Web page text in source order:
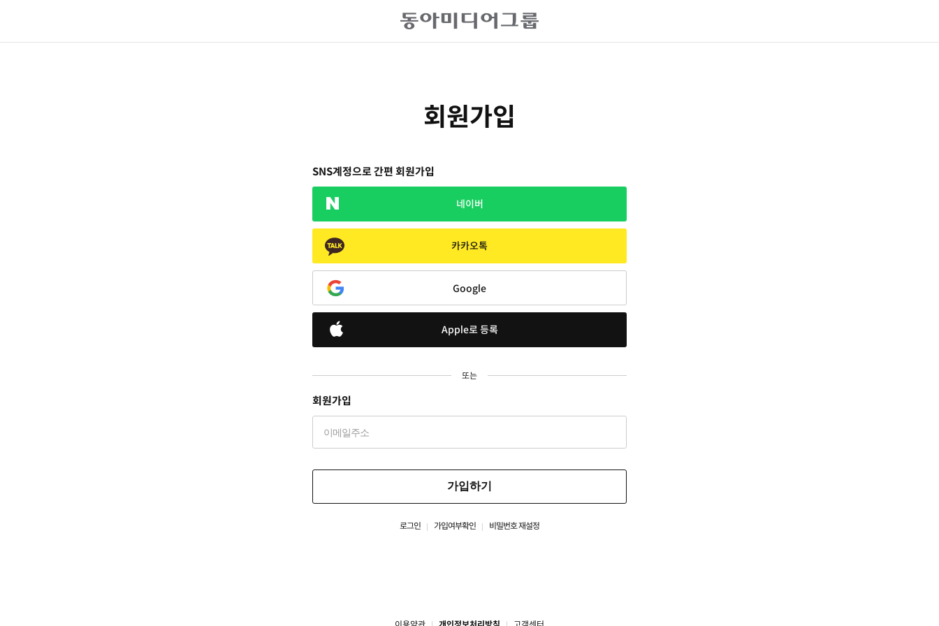
회원가입
SNS계정으로 간편 회원가입
네이버
카카오톡
Google
Apple로 등록
또는
회원가입
가입하기
로그인 가입여부확인 비밀번호 재설정